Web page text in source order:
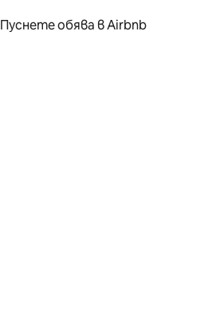
Пуснете обява в Airbnb